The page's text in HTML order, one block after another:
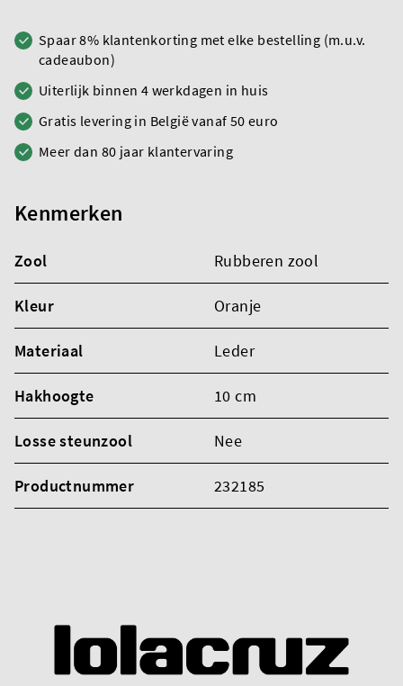
Spaar 8% klantenkorting met elke bestelling (m.u.v.
cadeaubon)
Uiterlijk binnen 4 werkdagen in huis
Gratis levering in België vanaf 50 euro
Meer dan 80 jaar klantervaring
Kenmerken
Zool Rubberen zool
Kleur Oranje
Materiaal Leder
Hakhoogte 10 cm
Losse steunzool Nee
Productnummer 232185